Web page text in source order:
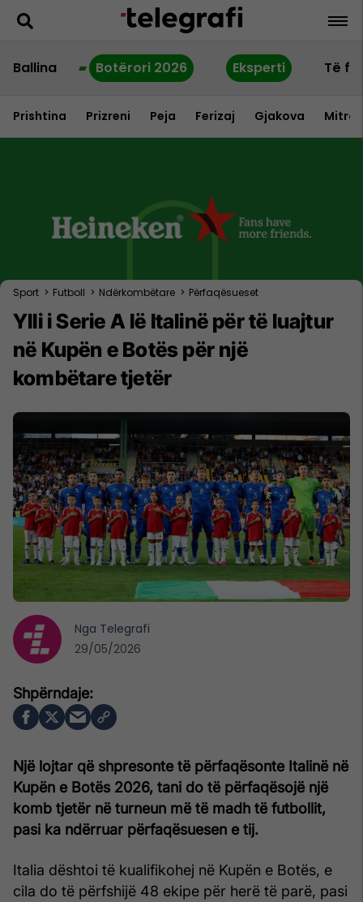
Ballina Botërori 2026 Eksperti Të
Prishtina Prizreni Peja Ferizaj Gjakova
Sport > Futboll > Ndërkombëtare > Përfaqësueset
Ylli i Serie A lë Italinë për të luajtur
në Kupën e Botës për një
kombëtare tjetër
Një lojtar që shpresonte të përfaqësonte Italinë në
Kupën e Botës 2026, tani do të përfaqësojë një
komb tjetër në turneun më të madh të futbollit,
pasi ka ndërruar përfaqësuesen e tij.
Italia dështoi të kualifikohej në Kupën e Botës, e
cila do të përfshijë 48 ekipe për herë të parë, pasi
Nga Telegrafi
29/05/2026